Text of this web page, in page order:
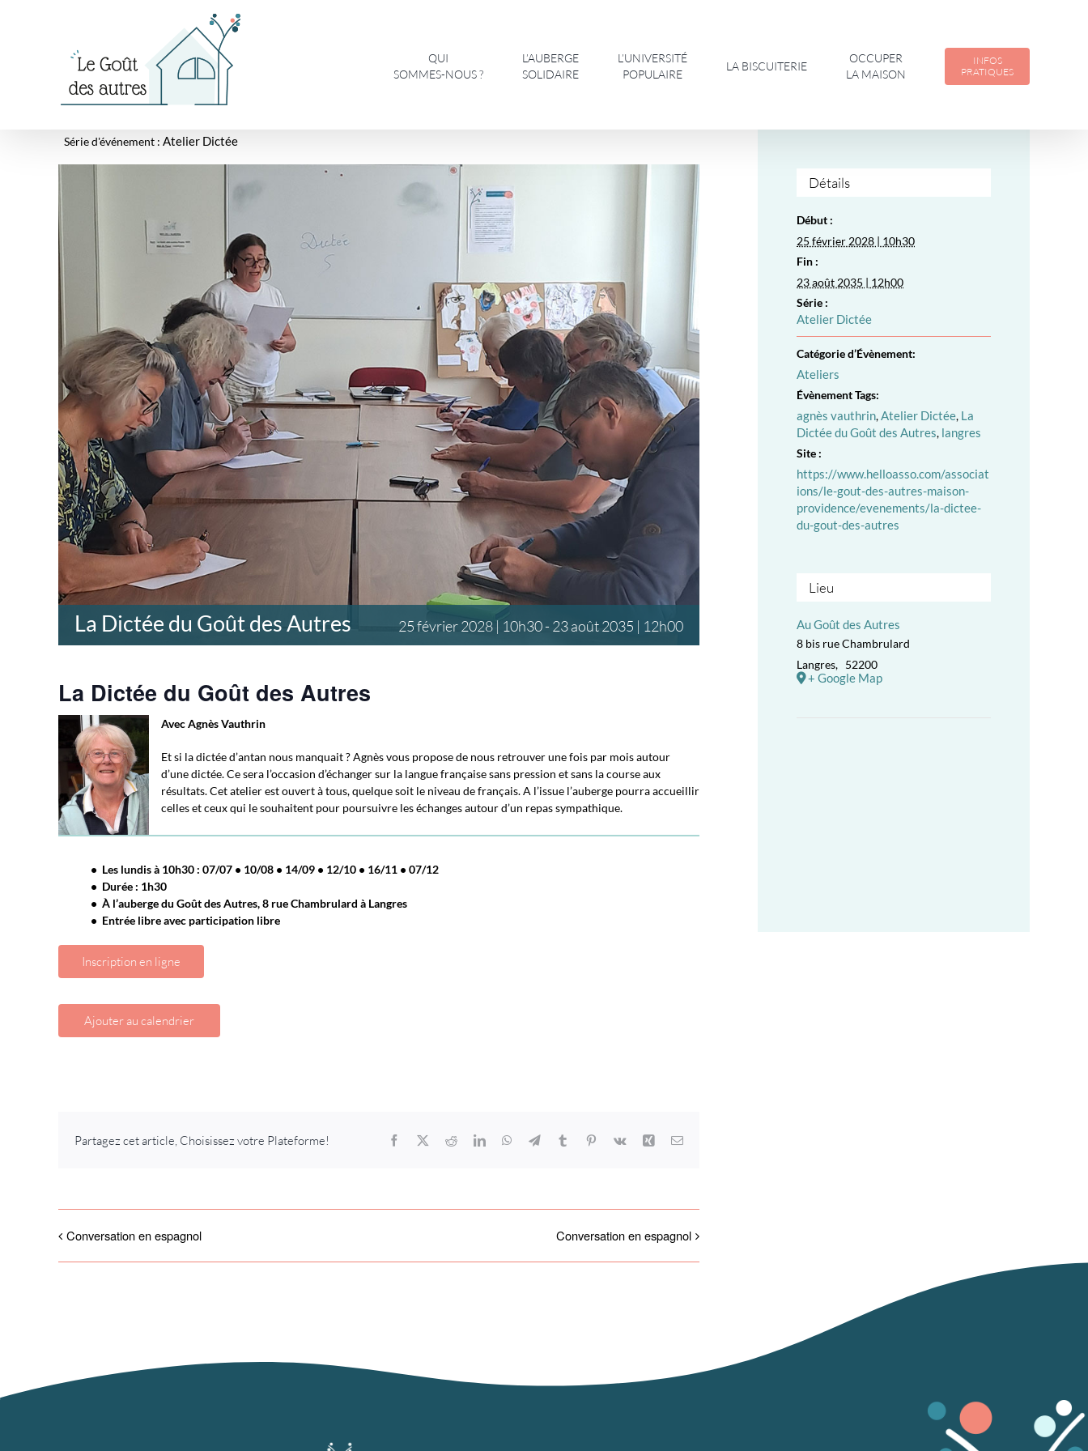
QUI
SOMMES-NOUS ?
L’AUBERGE
SOLIDAIRE
L’UNIVERSITÉ
POPULAIRE
LA BISCUITERIE
OCCUPER
LA MAISON
INFOS
PRATIQUES
Série d'événement : Atelier Dictée
La Dictée du Goût des Autres 25 février 2028 | 10h30- 23 août 2035 | 12h00
La Dictée du Goût des Autres
Avec Agnès Vauthrin
Et si la dictée d’antan nous manquait ? Agnès vous propose de nous retrouver une fois par mois autour
d’une dictée. Ce sera l’occasion d’échanger sur la langue française sans pression et sans la course aux
résultats. Cet atelier est ouvert à tous, quelque soit le niveau de français. A l’issue l’auberge pourra accueillir
celles et ceux qui le souhaitent pour poursuivre les échanges autour d’un repas sympathique.
• Les lundis à 10h30 : 07/07 • 10/08 • 14/09 • 12/10 • 16/11 • 07/12
• Durée : 1h30
• À l’auberge du Goût des Autres, 8 rue Chambrulard à Langres
• Entrée libre avec participation libre
Inscription en ligne
Ajouter au calendrier
Partagez cet article, Choisissez votre Plateforme! Facebook RedditLinkedInWhatsApp
TelegramTumblr Pinterest
Vk XingEmail
Conversation en espagnol Conversation en espagnol
Détails
Début :
25 février 2028 | 10h30
Fin :
23 août 2035 | 12h00
Série :
Atelier Dictée
Catégorie d’Évènement:
Ateliers
Évènement Tags:
agnès vauthrin,Atelier Dictée, La
Dictée du Goût des Autres, langres
Site :
https://www.helloasso.com/associat
ions/le-gout-des-autres-maison-
providence/evenements/la-dictee-
du-gout-des-autres
Lieu
Au Goût des Autres
8 bis rue Chambrulard
Langres, 52200
+ Google Map